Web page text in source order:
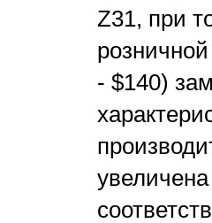
Z31, при
- $140)